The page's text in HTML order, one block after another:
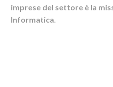
imprese del settore è la
Informatica